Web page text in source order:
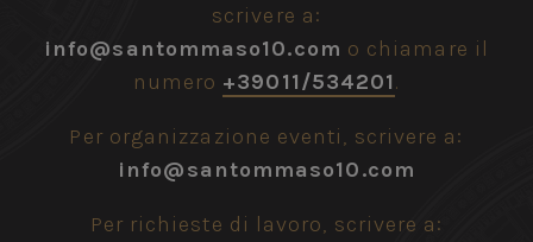
scrivere a:
info@santommaso10.com o chiamare il
numero +39011/534201.
Per organizzazione eventi, scrivere a:
info@santommaso10.com
Per richieste di lavoro, scrivere a: